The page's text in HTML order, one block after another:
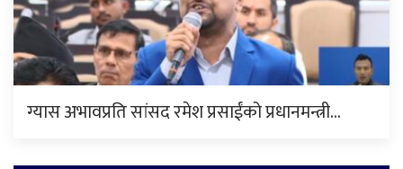
ग्यास अभावप्रति सांसद रमेश प्रसाईंको प्रधानमन्त्री…